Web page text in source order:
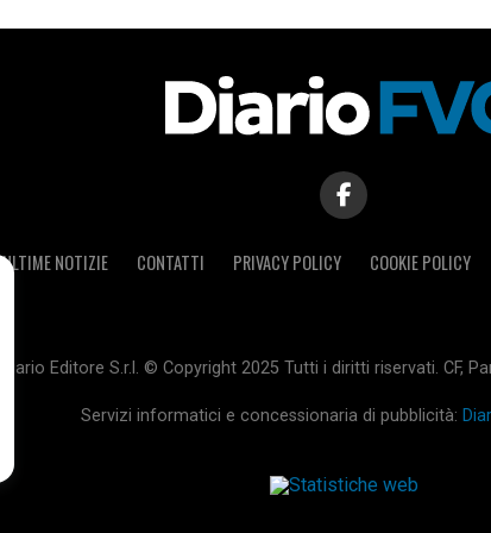
ULTIME NOTIZIE CONTATTI PRIVACY POLICY COOKIE POLICY
Diario Editore S.r.l. © Copyright 2025 Tutti i diritti riservati. CF,
Servizi informatici e concessionaria di pubblicità: